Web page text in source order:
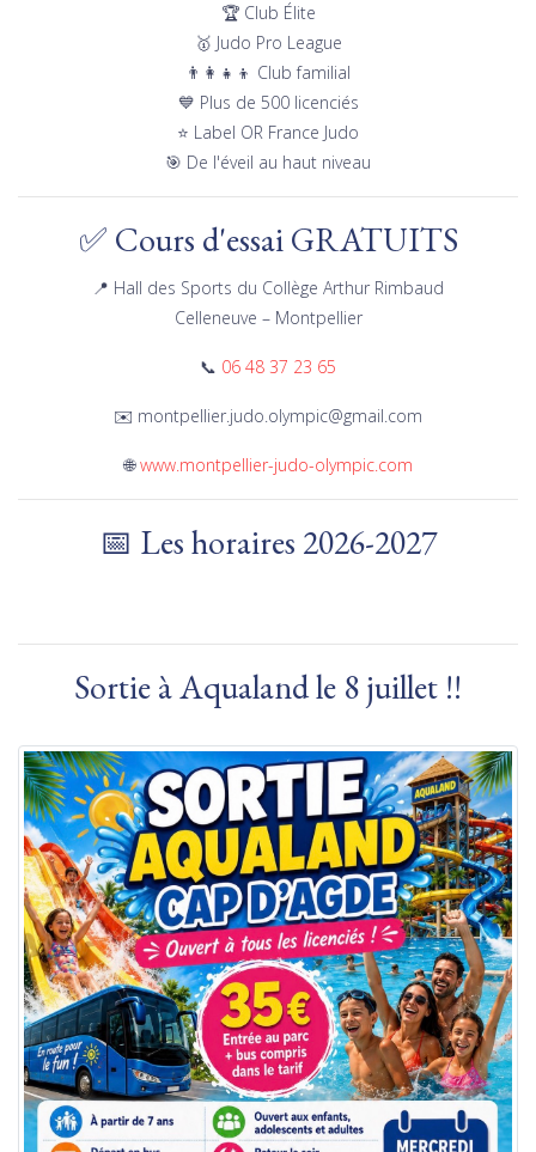
🏆 Club Élite
🥇 Judo Pro League
👨‍👩‍👧‍👦 Club familial
💙 Plus de 500 licenciés
⭐ Label OR France Judo
🎯 De l'éveil au haut niveau
✅ Cours d'essai GRATUITS
📍 Hall des Sports du Collège Arthur Rimbaud
Celleneuve – Montpellier
📞 06 48 37 23 65
✉️ montpellier.judo.olympic@gmail.com
🌐www.montpellier-judo-olympic.com
📅 Les horaires 2026-2027
Sortie à Aqualand le 8 juillet !!